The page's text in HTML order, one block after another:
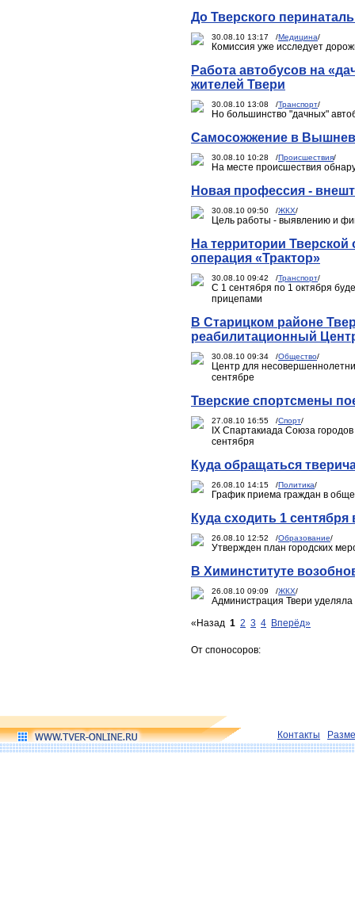
До Тверского
30.08.10 13:17 /Медицина/
Комиссия уже исследует
Работа автобусов на
жителей Твери
30.08.10 13:08 /Транспорт/
Но большинство "дачных"
Самосожжение в
30.08.10 10:28 /Происшествия/
На месте происшествия
Новая профессия -
30.08.10 09:50 /ЖКХ/
Цель работы - выявлению и
На территории
операция «Трактор»
30.08.10 09:42 /Транспорт/
С 1 сентября по 1 октября
прицепами
В Старицком районе
реабилитационный
30.08.10 09:34 /Общество/
Центр для
сентябре
Тверские спортсмены
27.08.10 16:55 /Спорт/
IX Спартакиада Союза
сентября
Куда обращаться
26.08.10 14:15 /Политика/
График приема граждан в
Куда сходить 1 сентября
26.08.10 12:52 /Образование/
Утвержден план городских
В Химинституте
26.08.10 09:09 /ЖКХ/
Администрация Твери
«Назад 1 2 3 4 Вперёд»
От споносоров:
Контакты